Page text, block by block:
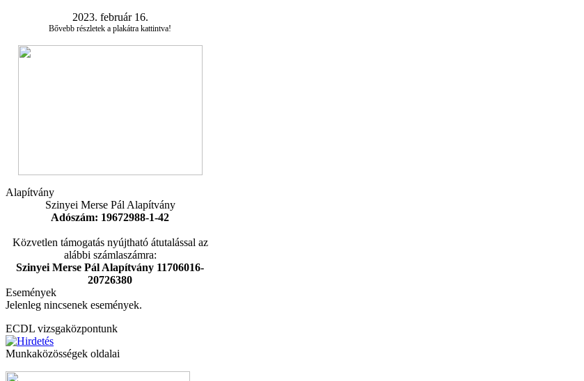
2023. február 16.
Bővebb részletek a plakátra kattintva!
Alapítvány
Szinyei Merse Pál Alapítvány
Adószám: 19672988-1-42
Közvetlen támogatás nyújtható átutalással az
alábbi számlaszámra:
Szinyei Merse Pál Alapítvány 11706016-
20726380
Események
Jelenleg nincsenek események.
ECDL vizsgaközpontunk
Munkaközösségek oldalai